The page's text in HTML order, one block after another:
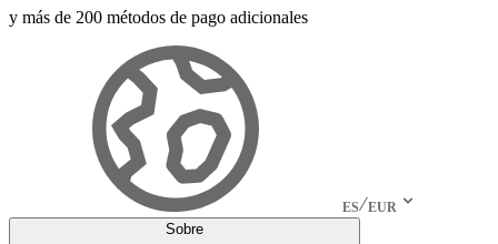
y más de 200 métodos de pago adicionales
ES EUR
Sobre